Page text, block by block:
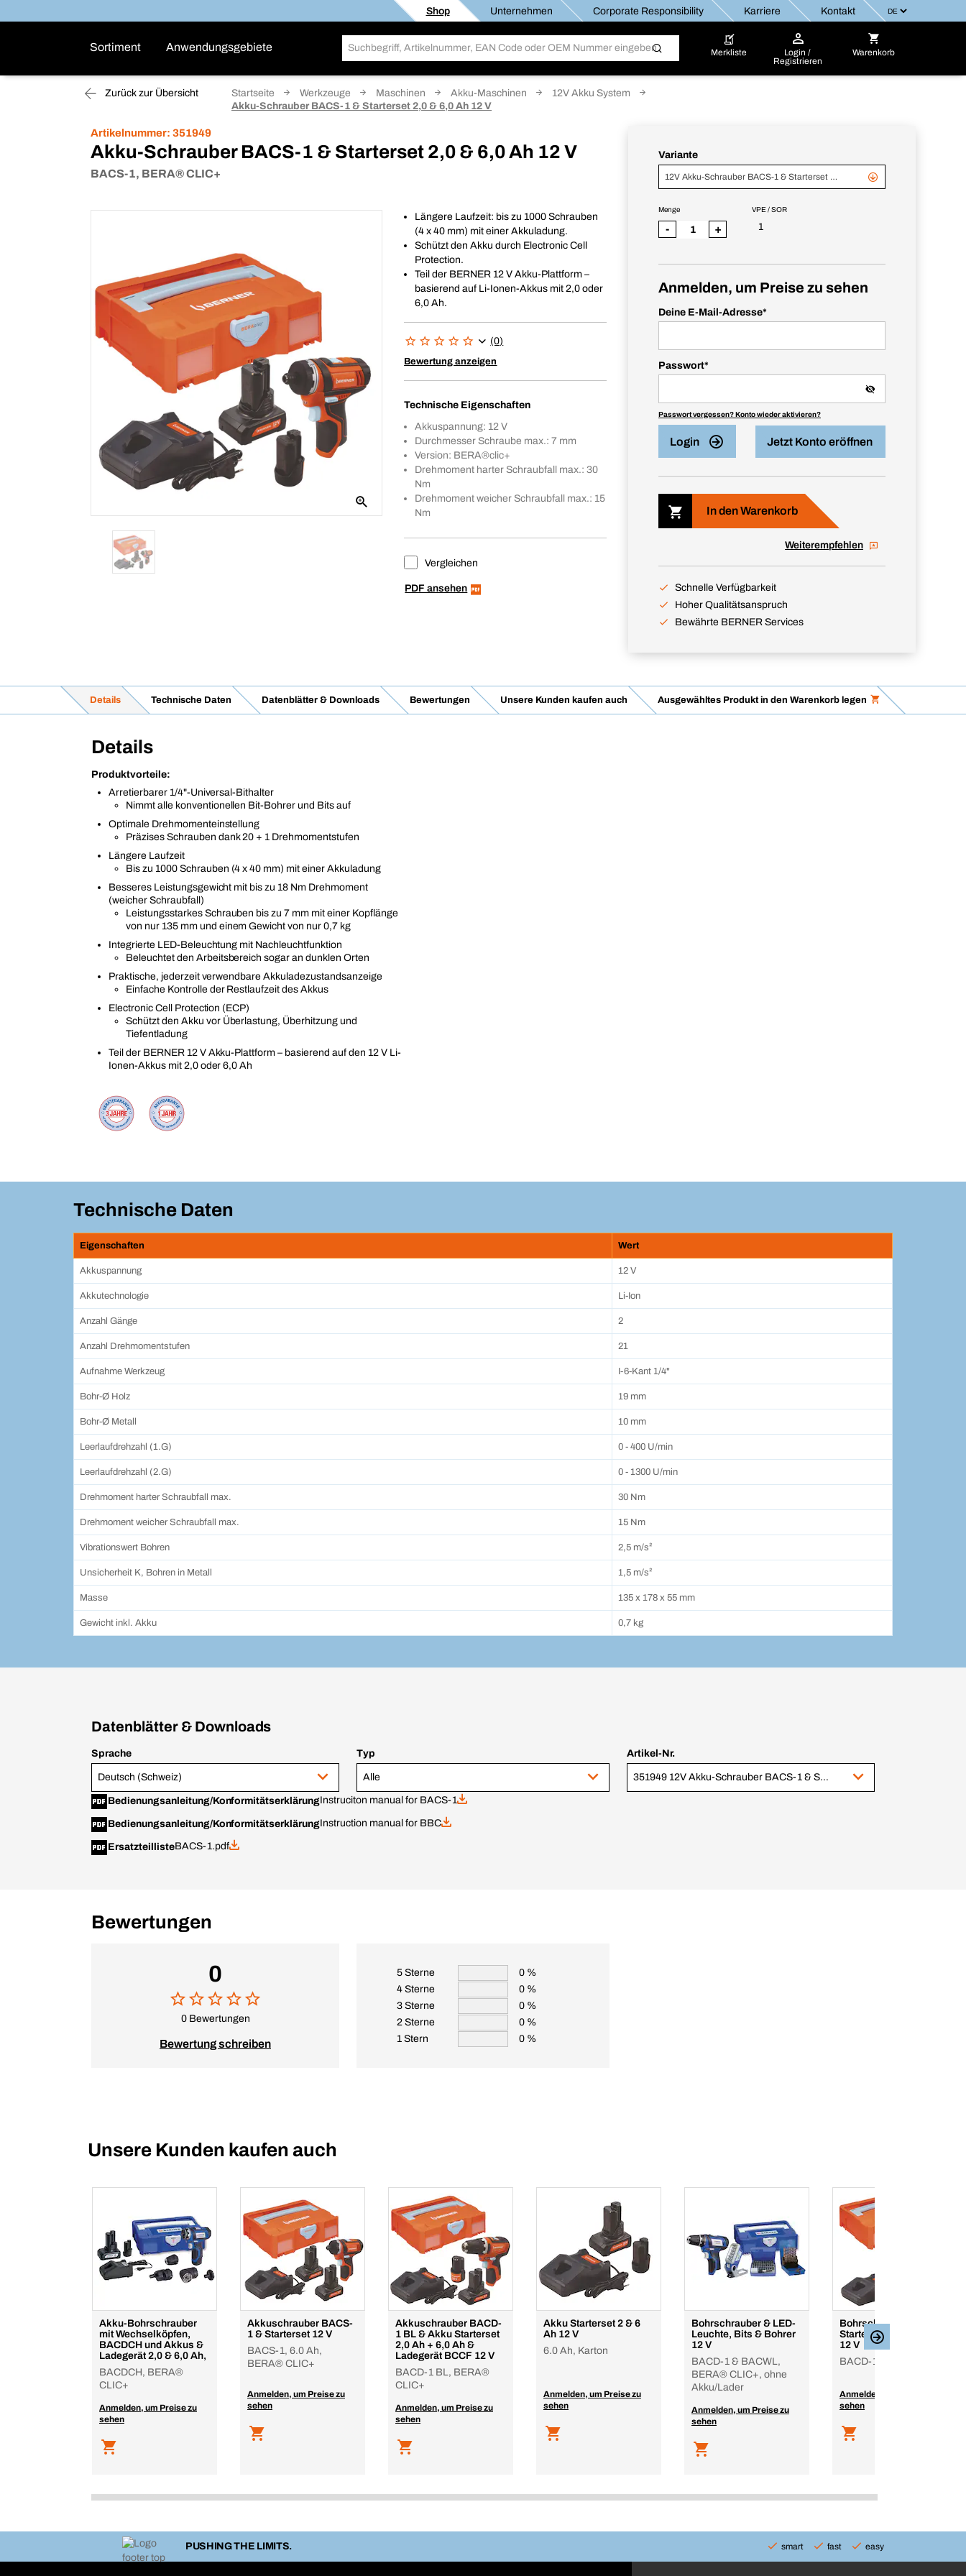
Shop Unternehmen Corporate Responsibility Karriere Kontakt
Sortiment Anwendungsgebiete Merkliste
Login /
Registrieren
Warenkorb
Zurück zur Übersicht Startseite Werkzeuge Maschinen Akku-Maschinen
12V Akku System
Akku-Schrauber BACS-1 & Starterset 2,0 & 6,0 Ah 12 V
Artikelnummer: 351949
Akku-Schrauber BACS-1 & Starterset 2,0 & 6,0 Ah 12 V
BACS-1, BERA® CLIC+
Längere Laufzeit: bis zu 1000 Schrauben
(4 x 40 mm) mit einer Akkuladung.
Schützt den Akku durch Electronic Cell
Protection.
Teil der BERNER 12 V Akku-Plattform –
basierend auf Li-Ionen-Akkus mit 2,0 oder
6,0 Ah.
(0)
Bewertung anzeigen
Technische Eigenschaften
Akkuspannung: 12 V
Durchmesser Schraube max.: 7 mm
Version: BERA®clic+
Drehmoment harter Schraubfall max.: 30
Nm
Drehmoment weicher Schraubfall max.: 15
Nm
Vergleichen
PDF ansehen
Variante
12V Akku-Schrauber BACS-1 & Starterset 2,0 & 6,0 Ah, im BERA® CLIC+
VPE / SOR
1
Menge
- +
Anmelden, um Preise zu sehen
Deine E-Mail-Adresse*
Passwort*
Passwort vergessen? Konto wieder aktivieren?
Login Jetzt Konto eröffnen
In den Warenkorb
Weiterempfehlen
Schnelle Verfügbarkeit
Hoher Qualitätsanspruch
Bewährte BERNER Services
Details Technische Daten Datenblätter & Downloads Bewertungen Unsere Kunden kaufen auch Ausgewähltes Produkt in den Warenkorb legen
Details
Produktvorteile:
Arretierbarer 1/4"-Universal-Bithalter
Nimmt alle konventionellen Bit-Bohrer und Bits auf
Optimale Drehmomenteinstellung
Präzises Schrauben dank 20 + 1 Drehmomentstufen
Längere Laufzeit
Bis zu 1000 Schrauben (4 x 40 mm) mit einer Akkuladung
Besseres Leistungsgewicht mit bis zu 18 Nm Drehmoment
(weicher Schraubfall)
Leistungsstarkes Schrauben bis zu 7 mm mit einer Kopflänge
von nur 135 mm und einem Gewicht von nur 0,7 kg
Integrierte LED-Beleuchtung mit Nachleuchtfunktion
Beleuchtet den Arbeitsbereich sogar an dunklen Orten
Praktische, jederzeit verwendbare Akkuladezustandsanzeige
Einfache Kontrolle der Restlaufzeit des Akkus
Electronic Cell Protection (ECP)
Schützt den Akku vor Überlastung, Überhitzung und
Tiefentladung
Teil der BERNER 12 V Akku-Plattform – basierend auf den 12 V Li-
Ionen-Akkus mit 2,0 oder 6,0 Ah
Technische Daten
Eigenschaften Wert
Akkuspannung 12 V
Akkutechnologie Li-Ion
Anzahl Gänge 2
Anzahl Drehmomentstufen 21
Aufnahme Werkzeug I-6-Kant 1/4"
Bohr-Ø Holz 19 mm
Bohr-Ø Metall 10 mm
Leerlaufdrehzahl (1.G) 0 - 400 U/min
Leerlaufdrehzahl (2.G) 0 - 1300 U/min
Drehmoment harter Schraubfall max. 30 Nm
Drehmoment weicher Schraubfall max. 15 Nm
Vibrationswert Bohren 2,5 m/s²
Unsicherheit K, Bohren in Metall 1,5 m/s²
Masse 135 x 178 x 55 mm
Gewicht inkl. Akku 0,7 kg
Datenblätter & Downloads
Sprache
Deutsch (Schweiz)
Typ
Alle
Artikel-Nr.
351949 12V Akku-Schrauber BACS-1 & Starterset 2,0 & 6,0 Ah, im BERA® CLIC+
Bedienungsanleitung/KonformitätserklärungInstruciton manual for BACS-1
Bedienungsanleitung/KonformitätserklärungInstruction manual for BBC
ErsatzteillisteBACS-1.pdf
Bewertungen
0
0 Bewertungen
Bewertung schreiben
5 Sterne
0 %
4 Sterne
0 %
3 Sterne
0 %
2 Sterne
0 %
1 Stern
0 %
Unsere Kunden kaufen auch
Akku-Bohrschrauber
mit Wechselköpfen,
BACDCH und Akkus &
Ladegerät 2,0 & 6,0 Ah,
BACDCH, BERA®
CLIC+
Anmelden, um Preise zu
sehen
Akkuschrauber BACS-
1 & Starterset 12 V
BACS-1, 6.0 Ah,
BERA® CLIC+
Anmelden, um Preise zu
sehen
Akkuschrauber BACD-
1 BL & Akku Starterset
2,0 Ah + 6,0 Ah &
Ladegerät BCCF 12 V
BACD-1 BL, BERA®
CLIC+
Anmelden, um Preise zu
sehen
Akku Starterset 2 & 6
Ah 12 V
6.0 Ah, Karton
Anmelden, um Preise zu
sehen
Bohrschrauber & LED-
Leuchte, Bits & Bohrer
12 V
BACD-1 & BACWL,
BERA® CLIC+, ohne
Akku/Lader
Anmelden, um Preise zu
sehen
Bohrschrauber &
Starterset 2,0 & 6,0 Ah
12 V
BACD-1, BERA® CLIC+
Anmelden, um Preise zu
sehen
PUSHING THE LIMITS. smart fast easy